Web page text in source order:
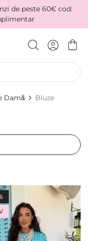
de peste 60€ cod:
Damă Bluze